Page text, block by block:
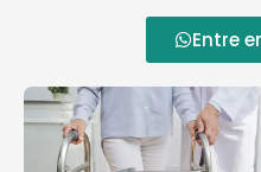
Entre